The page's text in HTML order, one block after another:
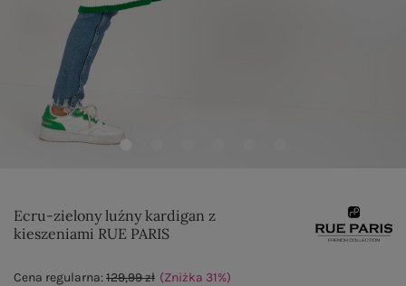
Ecru-zielony luźny kardigan z
kieszeniami RUE PARIS
Cena regularna:129,99 zł (Zniżka 31%)